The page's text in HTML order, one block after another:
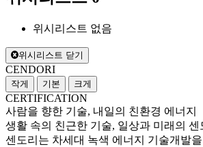
위시리스트 없음
위시리스트 닫기
CENDORI
작게 기본 크게
CERTIFICATION
사람을 향한 기술, 내일의 친환경 에너지
생활 속의 친근한 기술, 일상과 미래의 센
센도리는 차세대 녹색 에너지 기술개발을